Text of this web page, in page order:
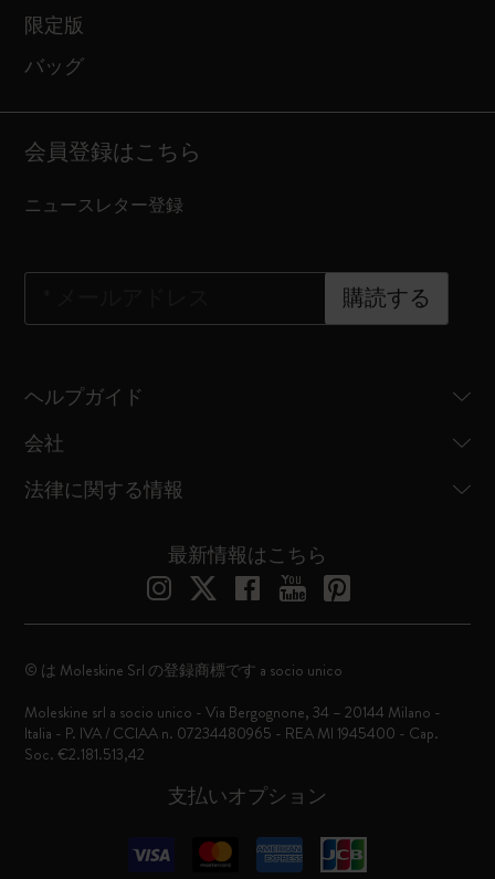
限定版
バッグ
会員登録はこちら
ニュースレター登録
購読する
ヘルプガイド
会社
法律に関する情報
最新情報はこちら
支払いオプション
© は Moleskine Srl の登録商標です a socio unico
Moleskine srl a socio unico - Via Bergognone, 34 – 20144 Milano -
Italia - P. IVA / CCIAA n. 07234480965 - REA MI 1945400 - Cap.
Soc. €2.181.513,42